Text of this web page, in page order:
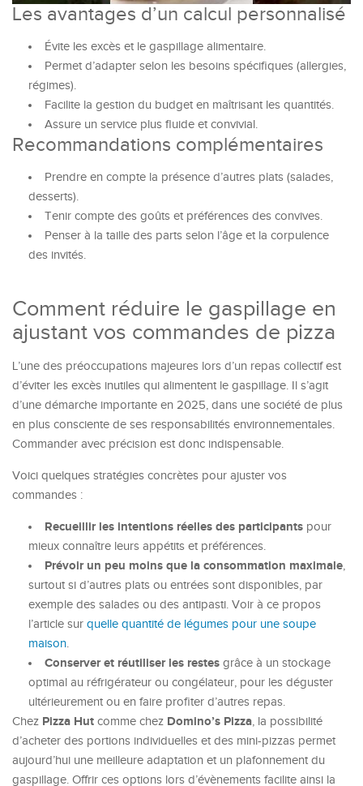
Les avantages d’un calcul personnalisé
Évite les excès et le gaspillage alimentaire.
Permet d’adapter selon les besoins spécifiques (allergies,
régimes).
Facilite la gestion du budget en maîtrisant les quantités.
Assure un service plus fluide et convivial.
Recommandations complémentaires
Prendre en compte la présence d’autres plats (salades,
desserts).
Tenir compte des goûts et préférences des convives.
Penser à la taille des parts selon l’âge et la corpulence
des invités.
Comment réduire le gaspillage en
ajustant vos commandes de pizza
L’une des préoccupations majeures lors d’un repas collectif est
d’éviter les excès inutiles qui alimentent le gaspillage. Il s’agit
d’une démarche importante en 2025, dans une société de plus
en plus consciente de ses responsabilités environnementales.
Commander avec précision est donc indispensable.
Voici quelques stratégies concrètes pour ajuster vos
commandes :
Recueillir les intentions réelles des participants pour
mieux connaître leurs appétits et préférences.
Prévoir un peu moins que la consommation maximale,
surtout si d’autres plats ou entrées sont disponibles, par
exemple des salades ou des antipasti. Voir à ce propos
l’article sur quelle quantité de légumes pour une soupe
maison.
Conserver et réutiliser les restes grâce à un stockage
optimal au réfrigérateur ou congélateur, pour les déguster
ultérieurement ou en faire profiter d’autres repas.
Chez Pizza Hut comme chez Domino’s Pizza, la possibilité
d’acheter des portions individuelles et des mini-pizzas permet
aujourd’hui une meilleure adaptation et un plafonnement du
gaspillage. Offrir ces options lors d’évènements facilite ainsi la